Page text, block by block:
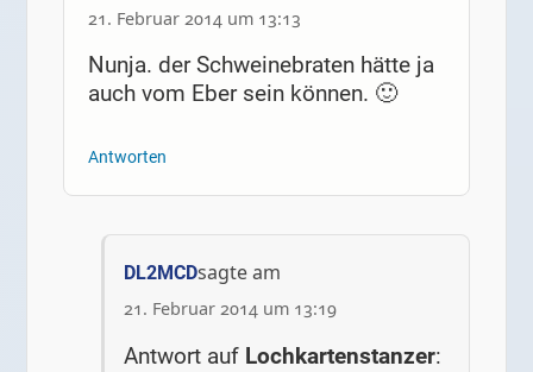
21. Februar 2014 um 13:13
Nunja. der Schweinebraten hätte ja
auch vom Eber sein können. 🙂
Antworten
DL2MCDsagte am
21. Februar 2014 um 13:19
Antwort auf Lochkartenstanzer: